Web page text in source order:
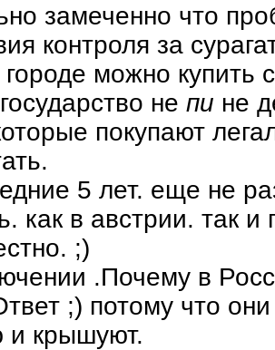
замеченно что
контроля за
городе можно купить
непи не
покупают
5 лет. еще не
как в австрии. так и
;)
.Почему в
;) потому что
и крышуют.